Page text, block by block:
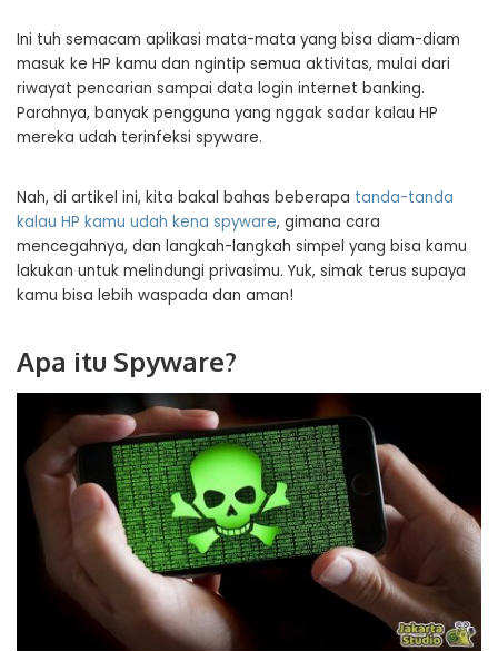
Ini tuh semacam aplikasi mata-mata yang bisa diam-diam
masuk ke HP kamu dan ngintip semua aktivitas, mulai dari
riwayat pencarian sampai data login internet banking.
Parahnya, banyak pengguna yang nggak sadar kalau HP
mereka udah terinfeksi spyware.
Nah, di artikel ini, kita bakal bahas beberapa tanda-tanda
kalau HP kamu udah kena spyware, gimana cara
mencegahnya, dan langkah-langkah simpel yang bisa kamu
lakukan untuk melindungi privasimu. Yuk, simak terus supaya
kamu bisa lebih waspada dan aman!
Apa itu Spyware?